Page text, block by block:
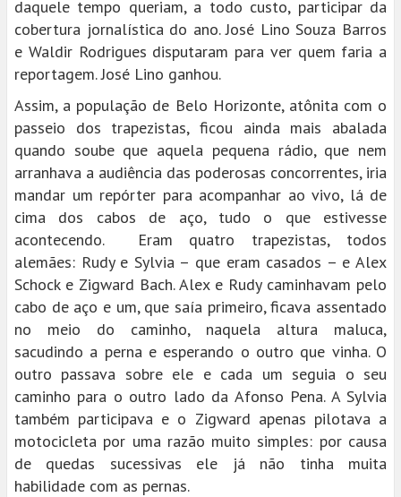
daquele tempo queriam, a todo custo, participar da
cobertura jornalística do ano. José Lino Souza Barros
e Waldir Rodrigues disputaram para ver quem faria a
reportagem. José Lino ganhou.
Assim, a população de Belo Horizonte, atônita com o
passeio dos trapezistas, ficou ainda mais abalada
quando soube que aquela pequena rádio, que nem
arranhava a audiência das poderosas concorrentes, iria
mandar um repórter para acompanhar ao vivo, lá de
cima dos cabos de aço, tudo o que estivesse
acontecendo. Eram quatro trapezistas, todos
alemães: Rudy e Sylvia – que eram casados – e Alex
Schock e Zigward Bach. Alex e Rudy caminhavam pelo
cabo de aço e um, que saía primeiro, ficava assentado
no meio do caminho, naquela altura maluca,
sacudindo a perna e esperando o outro que vinha. O
outro passava sobre ele e cada um seguia o seu
caminho para o outro lado da Afonso Pena. A Sylvia
também participava e o Zigward apenas pilotava a
motocicleta por uma razão muito simples: por causa
de quedas sucessivas ele já não tinha muita
habilidade com as pernas.